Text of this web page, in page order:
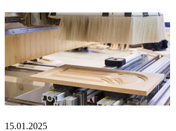
15.01.2025